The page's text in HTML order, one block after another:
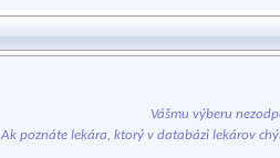
Vášmu výberu
Ak poznáte lekára, ktorý v databázi lekárov